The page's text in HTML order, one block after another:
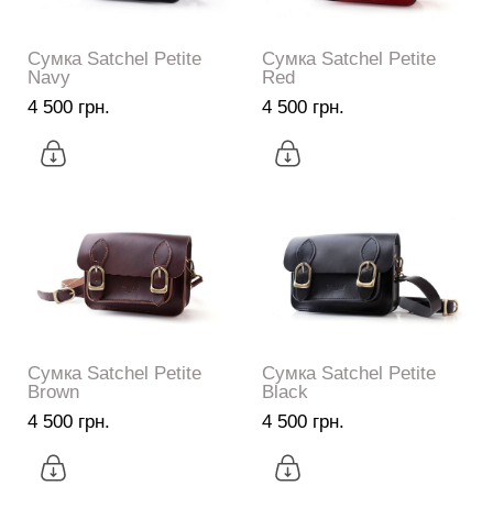
Сумка Satchel Petite
Navy
4 500 грн.
Сумка Satchel Petite
Red
4 500 грн.
Сумка Satchel Petite
Brown
4 500 грн.
Сумка Satchel Petite
Black
4 500 грн.